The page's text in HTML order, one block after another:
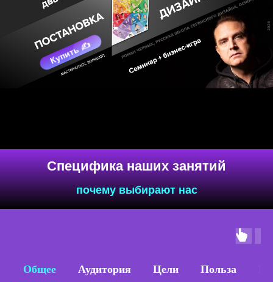
Общее Аудитория Цели Польза